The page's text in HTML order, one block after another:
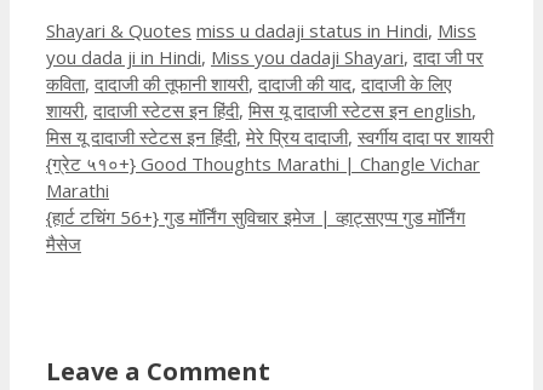
Categories
Shayari & Quotes Tags
miss u dadaji status in Hindi, Miss
you dada ji in Hindi, Miss you dadaji Shayari,दादा जी पर
कविता,दादाजी की तूफानी शायरी,दादाजी की याद,दादाजी के लिए
शायरी,दादाजी स्टेटस इन हिंदी,मिस यू दादाजी स्टेटस इन english,
मिस यू दादाजी स्टेटस इन हिंदी,मेरे प्रिय दादाजी,स्वर्गीय दादा पर शायरी
{ग्रेट ५१०+} Good Thoughts Marathi | Changle Vichar
Marathi
{हार्ट टचिंग 56+} गुड मॉर्निंग सुविचार इमेज | व्हाट्सएप्प गुड मॉर्निंग
मैसेज
Leave a Comment